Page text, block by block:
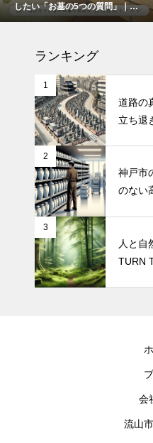
したい「お墓の5つの質問」｜ま
だ何も決まっていなくても大丈夫
ランキング
1
道路の
立ち退
2
神戸市
のない
3
人と自
TURN
会
流山